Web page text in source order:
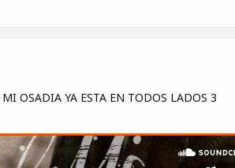
OSADIA YA ESTA EN TODOS LADOS 3